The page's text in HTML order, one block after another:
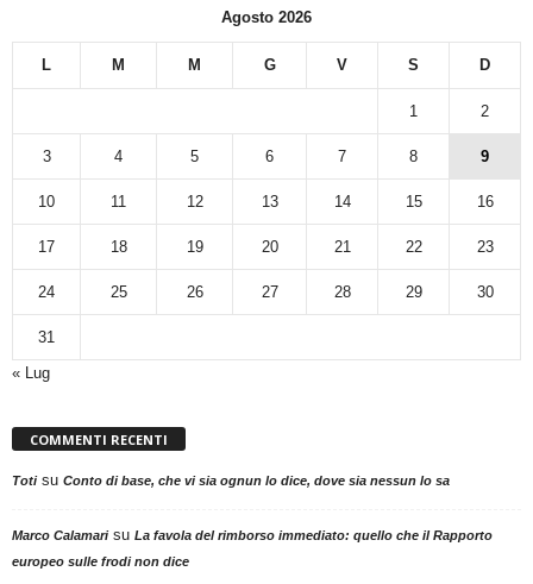
Agosto 2026
L M M G V S D
1 2
3 4 5 6 7 8 9
10 11 12 13 14 15 16
17 18 19 20 21 22 23
24 25 26 27 28 29 30
31
« Lug
COMMENTI RECENTI
Totisu Conto di base, che vi sia ognun lo dice, dove sia nessun lo sa
Marco Calamarisu La favola del rimborso immediato: quello che il Rapporto
europeo sulle frodi non dice